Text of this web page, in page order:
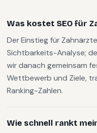
Was kostet SEO für
Der Einstieg für
Sichtbarkeits-Analyse;
wir danach gemeinsam
Wettbewerb und Ziele,
Ranking-Zahlen.
Wie schnell rankt